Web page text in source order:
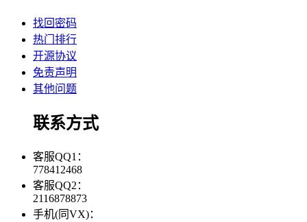
找回密码
热门排行
开源协议
免责声明
其他问题
联系方式
客服QQ1：
778412468
客服QQ2：
2116878873
手机(同VX)：